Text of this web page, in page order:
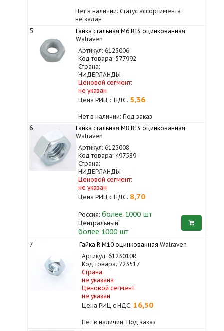
Нет в наличии: Статус ассортимента
не задан
5
Гайка стальная M6 BIS оцинкованная
Walraven
Артикул: 6123006
Код товара: 577992
Страна:
НИДЕРЛАНДЫ
Ценовой сегмент:
не указан
Цена РИЦ с НДС: 5,36
Нет в наличии: Под заказ
6
Гайка стальная M8 BIS оцинкованная
Walraven
Артикул: 6123008
Код товара: 497589
Страна:
НИДЕРЛАНДЫ
Ценовой сегмент:
не указан
Цена РИЦ с НДС: 8,70
Россия: более 1000 шт
Центральный:
более 1000 шт
7
Гайка R M10 оцинкованная Walraven
Артикул: 6123010R
Код товара: 723517
Страна:
не указана
Ценовой сегмент:
не указан
Цена РИЦ с НДС: 16,50
Нет в наличии: Под заказ